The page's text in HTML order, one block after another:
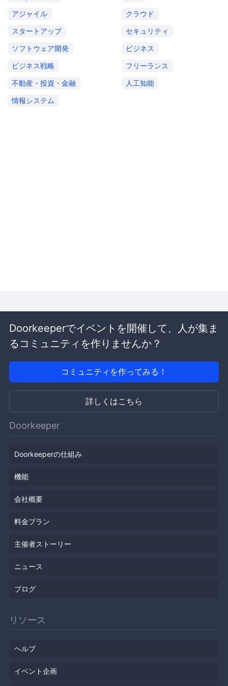
アジャイル
クラウド
スタートアップ
セキュリティ
ソフトウェア開発
ビジネス
ビジネス戦略
フリーランス
不動産・投資・金融
人工知能
情報システム
Doorkeeperでイベントを開催して、人が集ま
るコミュニティを作りませんか？
コミュニティを作ってみる！
詳しくはこちら
Doorkeeper
Doorkeeperの仕組み
機能
会社概要
料金プラン
主催者ストーリー
ニュース
ブログ
リソース
ヘルプ
イベント企画